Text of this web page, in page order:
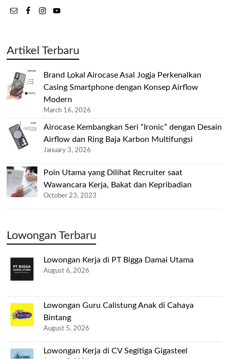
Artikel Terbaru
Brand Lokal Airocase Asal Jogja Perkenalkan
Casing Smartphone dengan Konsep Airflow
Modern
March 16, 2026
Airocase Kembangkan Seri “Ironic” dengan Desain
Airflow dan Ring Baja Karbon Multifungsi
January 3, 2026
Poin Utama yang Dilihat Recruiter saat
Wawancara Kerja, Bakat dan Kepribadian
October 23, 2023
Lowongan Terbaru
Lowongan Kerja di PT Bigga Damai Utama
August 6, 2026
Lowongan Guru Calistung Anak di Cahaya
Bintang
August 5, 2026
Lowongan Kerja di CV Segitiga Gigasteel